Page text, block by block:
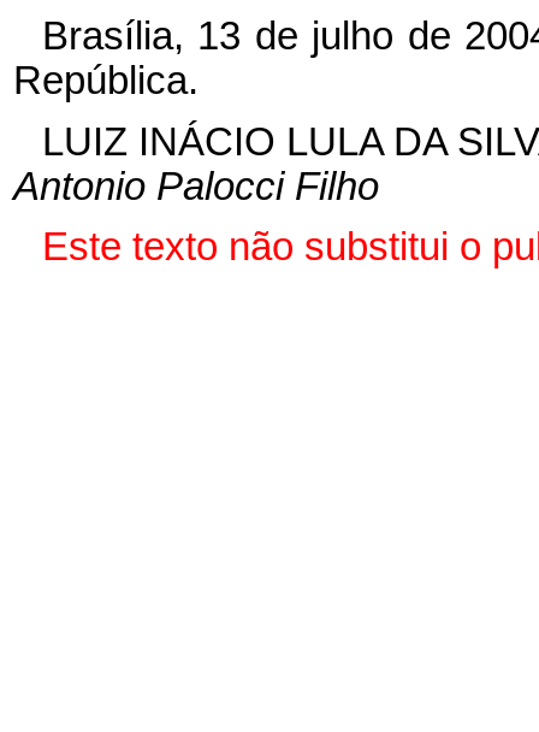
Brasília, 13 de julho de
República.
LUIZ INÁCIO LULA DA
Antonio Palocci Filho
Este texto não substitui o